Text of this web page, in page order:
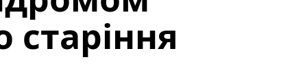
старіння